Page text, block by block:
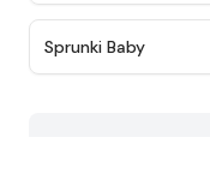
Sprunki Baby